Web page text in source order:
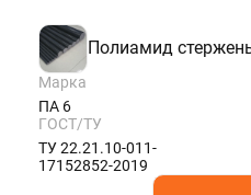
Полиамид
Марка
ПА 6
ГОСТ/ТУ
ТУ 22.21.10-011-
17152852-2019